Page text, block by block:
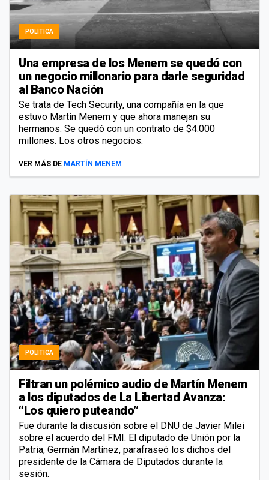
POLÍTICA
Una empresa de los Menem se quedó con
un negocio millonario para darle seguridad
al Banco Nación
Se trata de Tech Security, una compañía en la que
estuvo Martín Menem y que ahora manejan su
hermanos. Se quedó con un contrato de $4.000
millones. Los otros negocios.
VER MÁS DE MARTÍN MENEM
POLÍTICA
Filtran un polémico audio de Martín Menem
a los diputados de La Libertad Avanza:
“Los quiero puteando”
Fue durante la discusión sobre el DNU de Javier Milei
sobre el acuerdo del FMI. El diputado de Unión por la
Patria, Germán Martínez, parafraseó los dichos del
presidente de la Cámara de Diputados durante la
sesión.